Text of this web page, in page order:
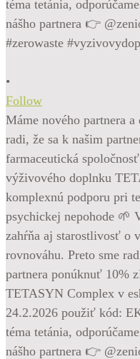
•
Follow
Máme nového partnera
radi, že sa k našim
farmaceutická
výživového doplnku
komplexnú podporu pri
psychickej nepohode 🌱
zahŕňa aj starostlivosť o
rovnováhu. Preto sme
partnera ponúknuť 10%
TETASYN Complex v
24.2.2026 použiť kód:
téma tetánia,
nášho partnera 👉